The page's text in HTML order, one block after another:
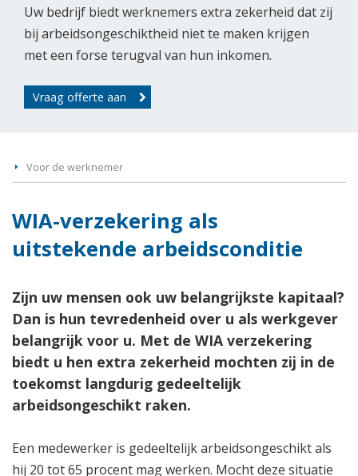
Uw bedrijf biedt werknemers extra zekerheid dat zij
bij arbeidsongeschiktheid niet te maken krijgen
met een forse terugval van hun inkomen.
Vraag offerte aan
Voor de werknemer
WIA-verzekering als
uitstekende arbeidsconditie
Zijn uw mensen ook uw belangrijkste kapitaal?
Dan is hun tevredenheid over u als werkgever
belangrijk voor u. Met de WIA verzekering
biedt u hen extra zekerheid mochten zij in de
toekomst langdurig gedeeltelijk
arbeidsongeschikt raken.
Een medewerker is gedeeltelijk arbeidsongeschikt als
hij 20 tot 65 procent mag werken. Mocht deze situatie